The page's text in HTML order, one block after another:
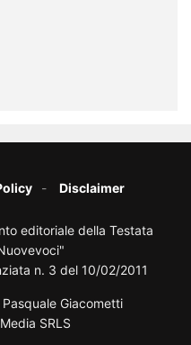
Disclaimer
editoriale della Testata
n. 3 del 10/02/2011
Pasquale Giacometti
SRLS